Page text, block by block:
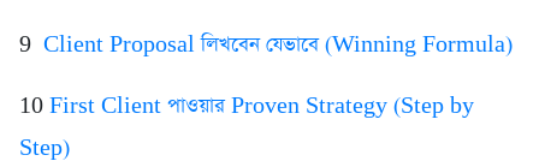
9️ Client Proposal লিখবেন যেভাবে (Winning Formula)
10 First Client পাওয়ার Proven Strategy (Step by
Step)